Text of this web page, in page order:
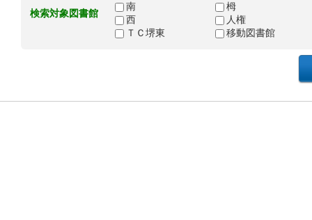
検索対象図書館
南
栂
西
人権
ＴＣ堺東
移動図書館